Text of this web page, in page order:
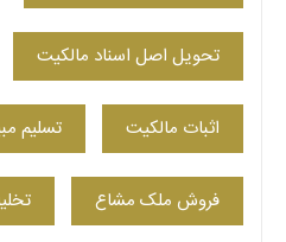
تحویل اصل اسناد مالکیت
اثبات مالکیت تسلیم
فروش ملک مشاع